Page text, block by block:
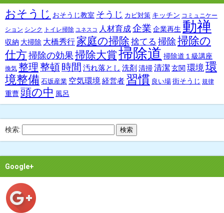
おそうじ おそうじ教室 そうじ カビ対策 キッチン コミュニケー
ション シンク トイレ掃除 ユネスコ 人材育成企業 企業再生 動禅
収納 大掃除 大橋秀行 家庭の掃除 捨てる 掃除掃除の
仕方掃除の効果掃除大賞掃除道 掃除道１級講座
換気 整理 整頓時間 汚れ落とし 洗剤 清掃清潔玄関 環境環
境整備 石坂産業 空気環境経営者 習慣 良い場 街そうじ 規律
重曹頭の中 風呂
検索:
Google+